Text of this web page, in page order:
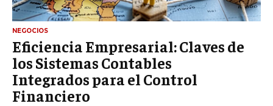
NEGOCIOS
Eficiencia Empresarial: Claves de
los Sistemas Contables
Integrados para el Control
Financiero